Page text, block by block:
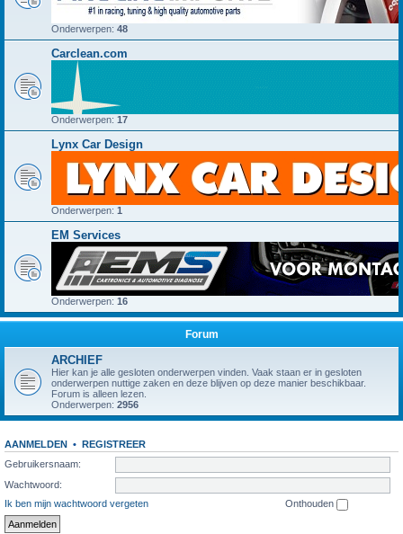
Onderwerpen: 48
Carclean.com
Onderwerpen: 17
Lynx Car Design
Onderwerpen: 1
EM Services
Onderwerpen: 16
Forum
ARCHIEF
Hier kan je alle gesloten onderwerpen vinden. Vaak staan er in gesloten
onderwerpen nuttige zaken en deze blijven op deze manier beschikbaar.
Forum is alleen lezen.
Onderwerpen: 2956
AANMELDEN • REGISTREER
Gebruikersnaam:
Wachtwoord:
Ik ben mijn wachtwoord vergeten
Onthouden